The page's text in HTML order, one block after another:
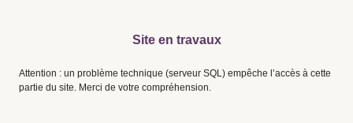
Site en travaux
Attention : un problème technique (serveur SQL) empêche l’accès à cette
partie du site. Merci de votre compréhension.